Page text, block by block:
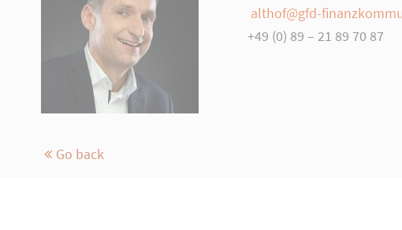
althof@gfd-
+49 (0) 89 – 21 89 70 87
Go back